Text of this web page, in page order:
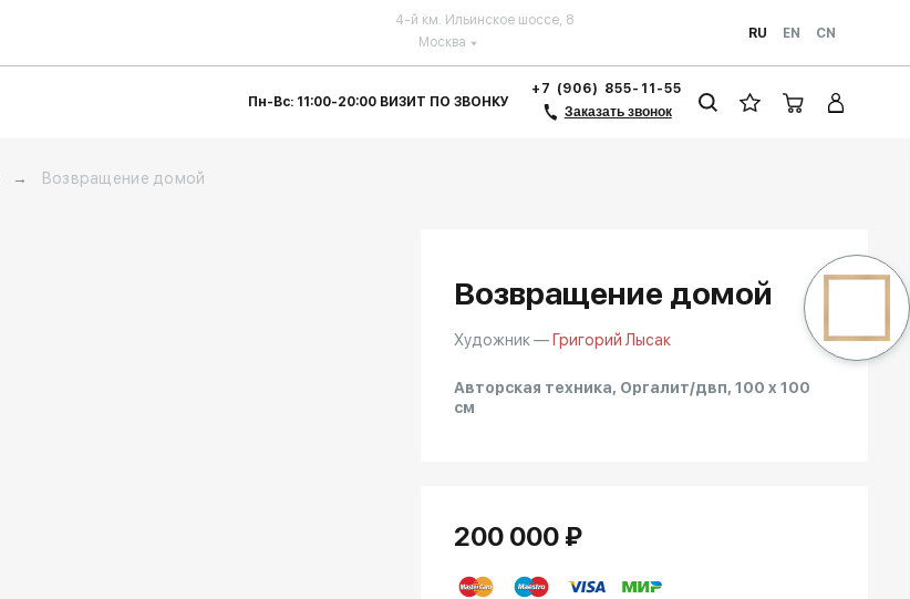
Москва
4-й км. Ильинское шоссе, 8
RU
EN CN
Пн-Вс: 11:00-20:00 ВИЗИТ ПО ЗВОНКУ
+7 (906) 855-11-55
Заказать звонок
→ Возвращение домой
Возвращение домой
Художник — Григорий Лысак
Авторская техника, Оргалит/двп, 100 x 100
см
200 000 ₽